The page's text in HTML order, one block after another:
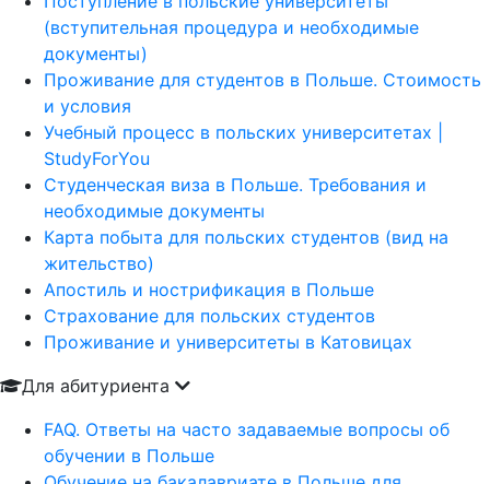
(вступительная процедура и необходимые
документы)
Проживание для студентов в Польше. Стоимость
и условия
Учебный процесс в польских университетах |
StudyForYou
Студенческая виза в Польше. Требования и
необходимые документы
Карта побыта для польских студентов (вид на
жительство)
Апостиль и нострификация в Польше
Страхование для польских студентов
Проживание и университеты в Катовицах
Для абитуриента
FAQ. Ответы на часто задаваемые вопросы об
обучении в Польше